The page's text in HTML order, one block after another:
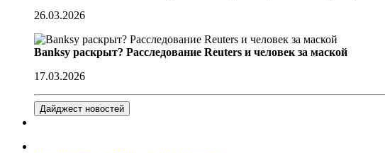
26.03.2026
Banksy раскрыт? Расследование Reuters и человек за маской
17.03.2026
Дайджест новостей